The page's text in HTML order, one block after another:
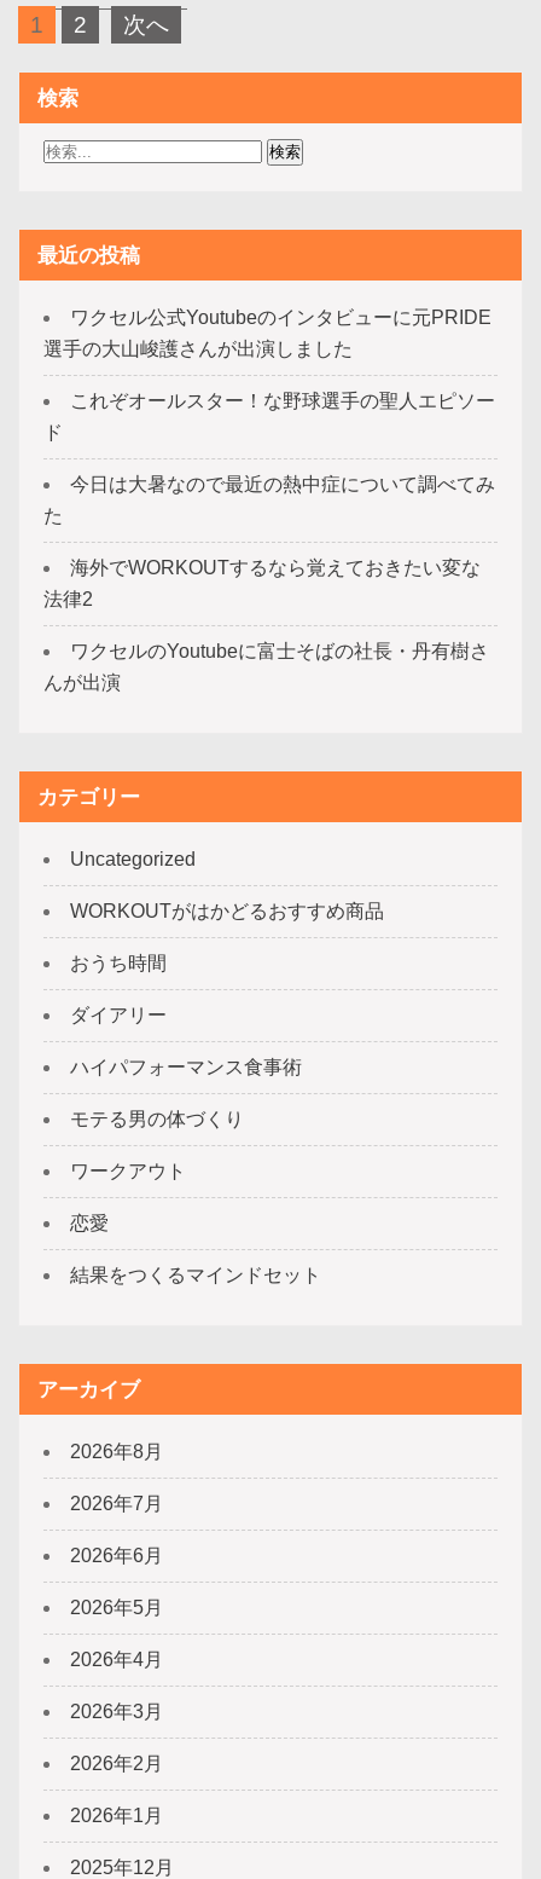
稿
の
ペ
ー
送
り
1 2 次へ
検索
最近の投稿
ワクセル公式Youtubeのインタビューに元PRIDE
選手の大山峻護さんが出演しました
これぞオールスター！な野球選手の聖人エピソー
ド
今日は大暑なので最近の熱中症について調べてみ
た
海外でWORKOUTするなら覚えておきたい変な
法律2
ワクセルのYoutubeに富士そばの社長・丹有樹さ
んが出演
カテゴリー
Uncategorized
WORKOUTがはかどるおすすめ商品
おうち時間
ダイアリー
ハイパフォーマンス食事術
モテる男の体づくり
ワークアウト
恋愛
結果をつくるマインドセット
アーカイブ
2026年8月
2026年7月
2026年6月
2026年5月
2026年4月
2026年3月
2026年2月
2026年1月
2025年12月